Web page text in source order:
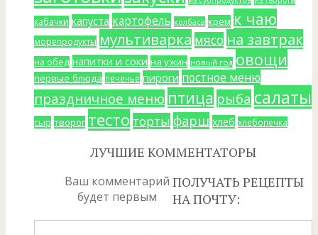
кабачки капуста картофель колбаса крем к чаю
морепродукты мультиварка мясо на завтрак
на обед напитки и соки на ужин новый год овощи
первые блюда печенье пироги постное меню
праздничное меню птица рыба салаты
сыр творог тесто торты фарш хлеб хлебопечка
ЛУЧШИЕ КОММЕНТАТОРЫ
Ваш комментарий
будет первым
ПОЛУЧАТЬ РЕЦЕПТЫ
НА ПОЧТУ: